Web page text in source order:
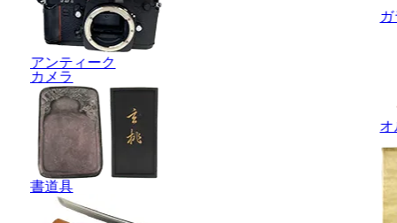
アンティーク
カメラ
書道具
オ